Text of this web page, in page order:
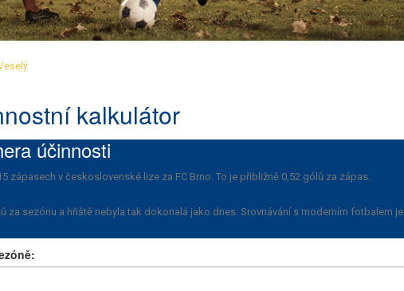
kalkulátor
účinnosti
zápasech v československé lize za FC Brno. To je přibližně 0,52 gólů za zápas.
za sezónu a hřiště nebyla tak dokonalá jako dnes. Srovnávání s moderním fotbalem je